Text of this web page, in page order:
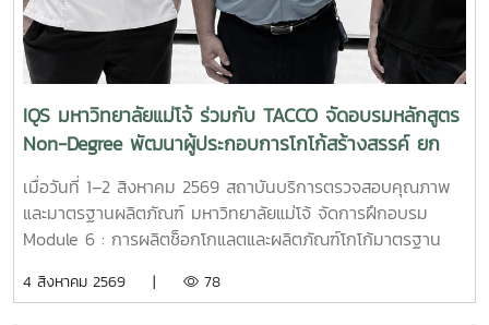
จุลินทรีย์เป็นหัวเชื้อเร่งการย่อยสลายเศษใบไม้ กิ่งไม้ และวัสดุ
อินทรีย์ เพื่อนำมาผลิตเป็นปุ๋ยหมักและหมุนเวียนกลับมาใช้บำรุง
พื้นที่สีเขียวภายในโรงแรม เป็นการลดปริมาณของเสียและส่ง
เสริมการใช้ทรัพยากรอย่างคุ้มค่า โดยคุณสมบัติดังกล่าว
สอดคล้องกับข้อมูลผลิตภัณฑ์ MMO สูตรสำหรับบำรุงดินและเร่ง
การทำปุ๋ยหมักของมหาวิทยาลัยแม่โจ้ ด้านสุขอนามัยและระบบ
บำบัดของเสีย การประยุกต์ใช้จุลินทรีย์เพื่อช่วยลดกลิ่นไม่พึง
ประสงค์ บำบัดน้ำเสีย และย่อยสลายสารอินทรีย์บริเวณห้องครัว
ห้องน้ำ ท่อระบายน้ำ บ่อพักน้ำเสีย ถังเกรอะ และถังซึม ซึ่งเหมาะ
สูตร 3 ได้รับการพัฒนาสำหรับการกำจัดกลิ่นและบำบัดน้ำเสียโดย
และการวิเคราะห์ จะต้องมีวัตถุประสงค์ที่ชัดเจน และดำเนินการ
ตามขั้นตอนการขออนุญาต รวมถึงหลักเกณฑ์และเงื่อนไขที่กรม
วิชาการเกษตรกำหนด เพื่อให้การดำเนินงานเป็นไปอย่างถูกต้อง
โปร่งใส และสามารถตรวจสอบได้ ในด้านการดำเนินงาน
มหาวิทยาลัยแม่โจ้อาจทำหน้าที่เป็นหน่วยงานเจ้าภาพของ
โครงการวิจัย โดยสถาบันบริการตรวจสอบคุณภาพและมาตรฐาน
ผลิตภัณฑ์รับผิดชอบด้านการตรวจวิเคราะห์คุณภาพและ
มาตรฐานของผลิตภัณฑ์ พร้อมบูรณาการความร่วมมือกับคณะ
หรือหน่วยงานที่มีความเชี่ยวชาญด้านปฐพีศาสตร์ พืชศาสตร์
ทดสอบประสิทธิภาพ และประเมินผลในแปลงทดลองอย่างเป็น
IQS มหาวิทยาลัยแม่โจ้ ร่วมกับ TACCO จัดอบรมหลักสูตร
Non-Degree พัฒนาผู้ประกอบการโกโก้สร้างสรรค์ ยก
ระดับการแปรรูปช็อกโกแลตไทยสู่มาตรฐานสากล
เมื่อวันที่ 1–2 สิงหาคม 2569 สถาบันบริการตรวจสอบคุณภาพ
และมาตรฐานผลิตภัณฑ์ มหาวิทยาลัยแม่โจ้ จัดการฝึกอบรม
Module 6 : การผลิตช็อกโกแลตและผลิตภัณฑ์โกโก้มาตรฐาน
ประกาศนียบัตร (Non-Degree) "ผู้ประกอบการโกโก้สร้างสรรค์
4 สิงหาคม 2569 | 78